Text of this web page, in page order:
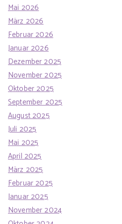
Mai 2026
März 2026
Februar 2026
Januar 2026
Dezember 2025
November 2025
Oktober 2025
September 2025
August 2025
Juli 2025
Mai 2025
April 2025
März 2025
Februar 2025
Januar 2025
November 2024